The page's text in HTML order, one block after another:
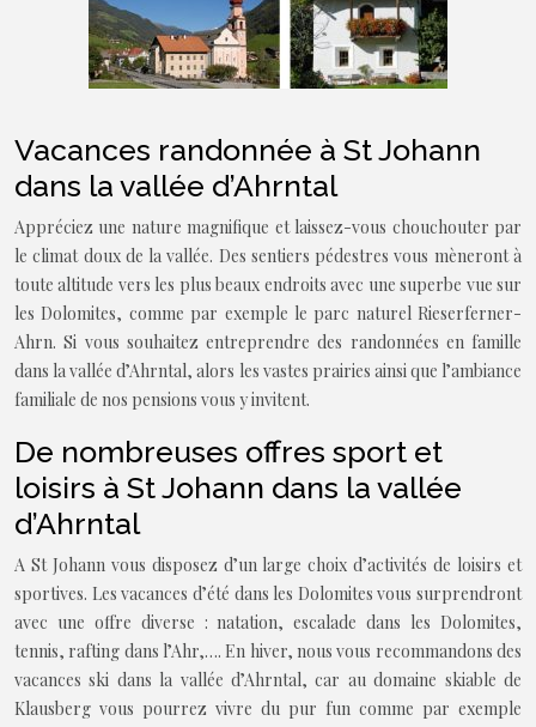
Vacances randonnée à St Johann
dans la vallée d’Ahrntal
Appréciez une nature magnifique et laissez-vous chouchouter par
le climat doux de la vallée. Des sentiers pédestres vous mèneront à
toute altitude vers les plus beaux endroits avec une superbe vue sur
les Dolomites, comme par exemple le parc naturel Rieserferner-
Ahrn. Si vous souhaitez entreprendre des randonnées en famille
dans la vallée d’Ahrntal, alors les vastes prairies ainsi que l’ambiance
familiale de nos pensions vous y invitent.
De nombreuses offres sport et
loisirs à St Johann dans la vallée
d’Ahrntal
A St Johann vous disposez d’un large choix d’activités de loisirs et
sportives. Les vacances d’été dans les Dolomites vous surprendront
avec une offre diverse : natation, escalade dans les Dolomites,
tennis, rafting dans l’Ahr,…. En hiver, nous vous recommandons des
vacances ski dans la vallée d’Ahrntal, car au domaine skiable de
Klausberg vous pourrez vivre du pur fun comme par exemple